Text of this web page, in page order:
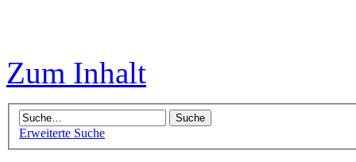
Zum Inhalt
Erweiterte Suche